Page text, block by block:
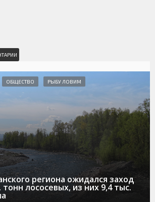
региона ожидался заход
лососевых, из них 9,4 тыс.
ОБЩЕСТВО РЫБУ ЛОВИМ